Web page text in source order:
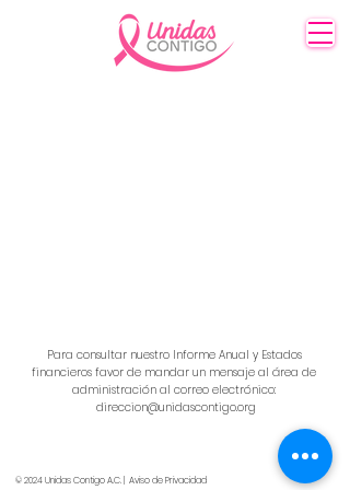
Para consultar nuestro Informe Anual y Estados
financieros favor de mandar un mensaje al área de
administración al correo electrónico:
direccion@unidascontigo.org
© 2024 Unidas Contigo A.C. | Aviso de Privacidad